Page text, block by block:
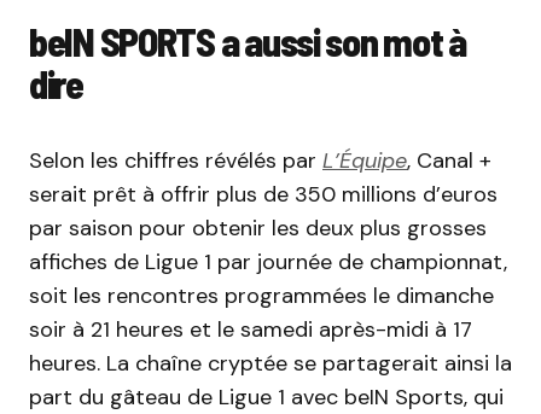
beIN SPORTS a aussi son mot à
dire
Selon les chiffres révélés par L’Équipe, Canal +
serait prêt à offrir plus de 350 millions d’euros
par saison pour obtenir les deux plus grosses
affiches de Ligue 1 par journée de championnat,
soit les rencontres programmées le dimanche
soir à 21 heures et le samedi après-midi à 17
heures. La chaîne cryptée se partagerait ainsi la
part du gâteau de Ligue 1 avec beIN Sports, qui